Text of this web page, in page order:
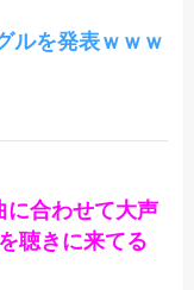
ルを発表ｗｗｗ
に合わせて大声
聴きに来てる